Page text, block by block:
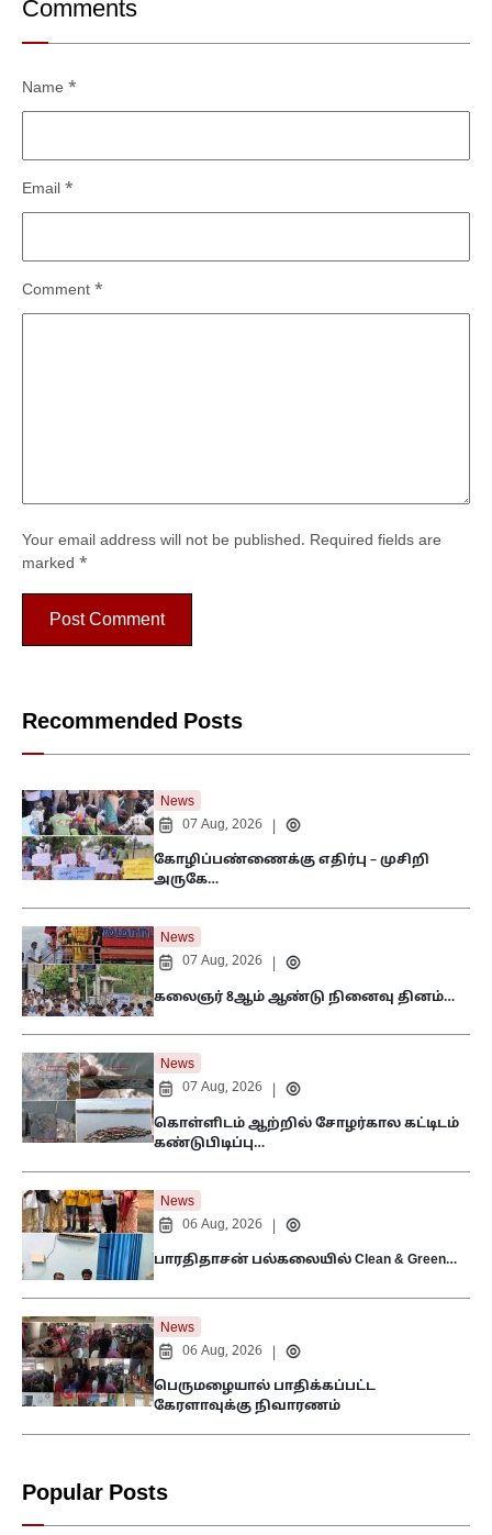
Comments
Your email address will not be published. Required fields are
marked *
Comment *
Name *
Email *
Recommended Posts
News
07 Aug, 2026
கோழிப்பண்ணைக்கு எதிர்பு – முசிறி
அருகே…
News
07 Aug, 2026
கலைஞர் 8ஆம் ஆண்டு நினைவு தினம்…
News
07 Aug, 2026
கொள்ளிடம் ஆற்றில் சோழர்கால கட்டிடம்
கண்டுபிடிப்பு…
News
06 Aug, 2026
பாரதிதாசன் பல்கலையில் Clean & Green…
News
06 Aug, 2026
பெருமழையால் பாதிக்கப்பட்ட
கேரளாவுக்கு நிவாரணம்
Popular Posts